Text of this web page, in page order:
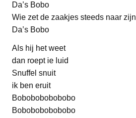
Da’s Bobo
Wie zet de zaakjes steeds naar
Da’s Bobo
Als hij het weet
dan roept ie luid
Snuffel snuit
ik ben eruit
Bobobobobobobo
Bobobobobobobo